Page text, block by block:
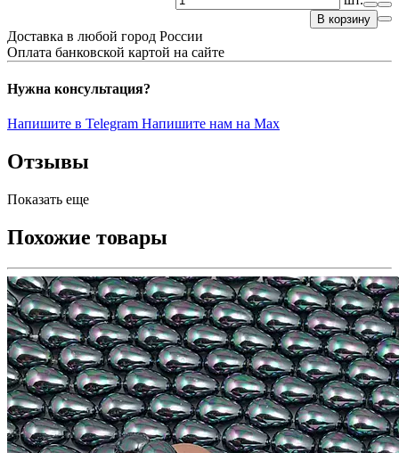
В корзину
Доставка в любой город России
Оплата банковской картой на сайте
Нужна консультация?
Напишите в Telegram Напишите нам на Max
Отзывы
Показать еще
Похожие товары